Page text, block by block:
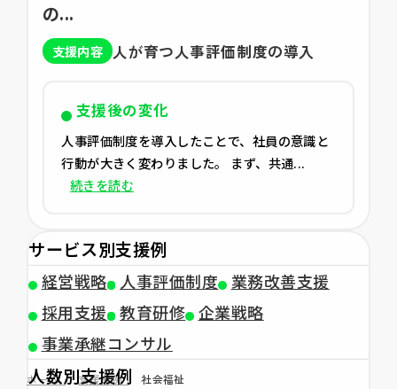
の...
支援内容 人が育つ人事評価制度の導入
支援後の変化
人事評価制度を導入したことで、社員の意識と
行動が大きく変わりました。 まず、共通...
続きを読む
サービス別支援例
経営戦略 人事評価制度
業務改善支援
採用支援
教育研修 企業戦略
事業承継コンサル
人数別支援例
ホーム 支援事例 社会福祉